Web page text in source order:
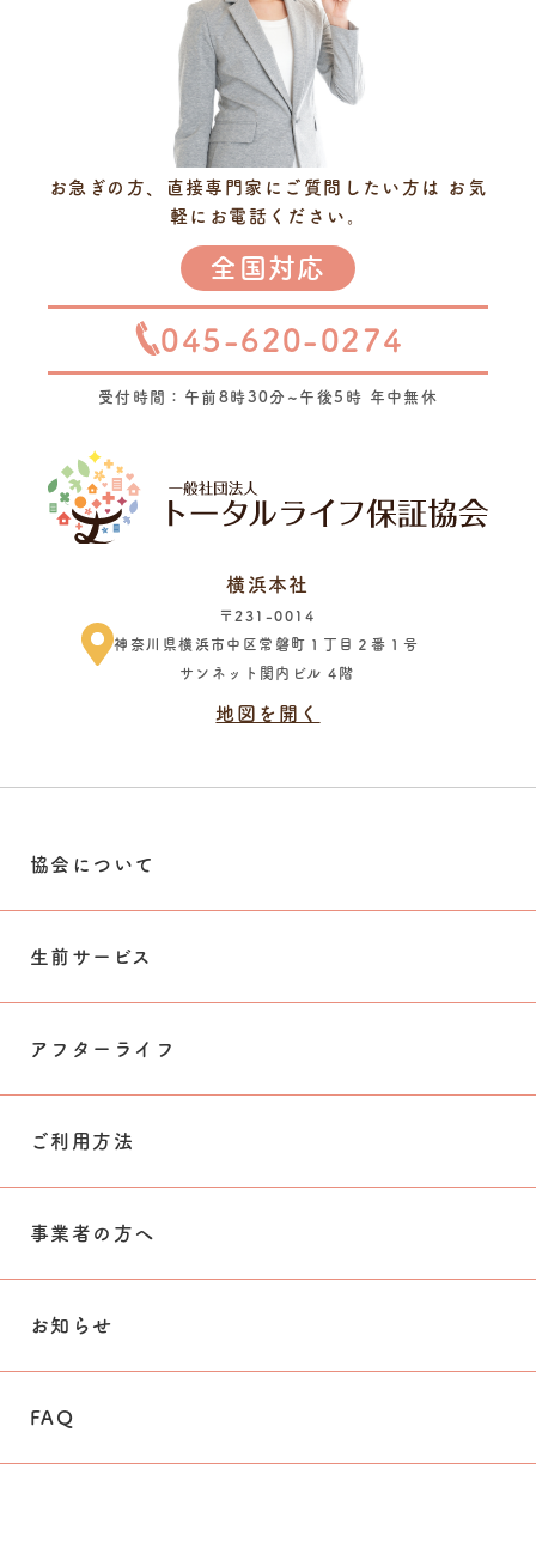
お急ぎの方、直接専門家にご質問したい方は
お気
軽にお電話ください。
全国対応
045-620-0274
受付時間：午前8時30分~午後5時 年中無休
横浜本社
〒231-0014
神奈川県横浜市中区常磐町１丁目２番１号
サンネット関内ビル 4階
地図を開く
協会について
生前サービス
アフターライフ
ご利用方法
事業者の方へ
お知らせ
FAQ